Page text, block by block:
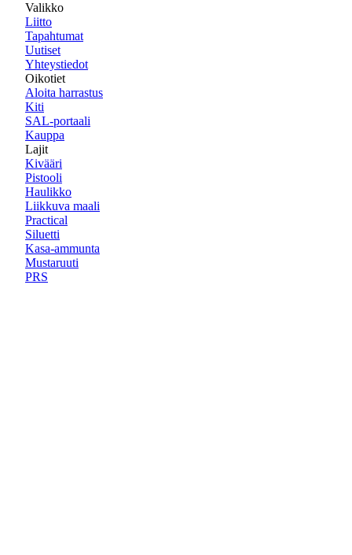
Valikko
Liitto
Tapahtumat
Uutiset
Yhteystiedot
Oikotiet
Aloita harrastus
Kiti
SAL-portaali
Kauppa
Lajit
Kivääri
Pistooli
Haulikko
Liikkuva maali
Practical
Siluetti
Kasa-ammunta
Mustaruuti
PRS